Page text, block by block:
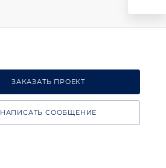
ЗАКАЗАТЬ ПРОЕКТ
НАПИСАТЬ СООБЩЕНИЕ